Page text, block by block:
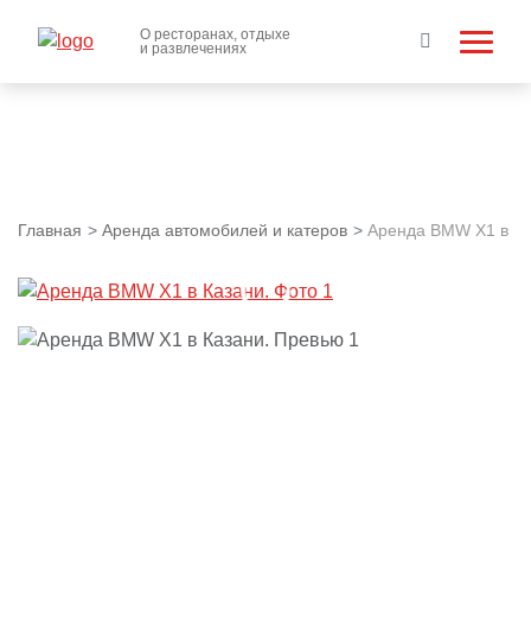
О ресторанах, отдыхе
и развлечениях
Главная Аренда автомобилей и катеров Аренда BMW X1 в